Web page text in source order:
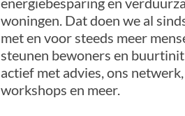
woningen. Dat doen we al
met en voor steeds meer
steunen bewoners en
actief met advies, ons
workshops en meer.